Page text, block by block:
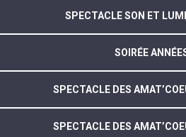
SPECTACLE SON ET
SOIRÉE
SPECTACLE DES
SPECTACLE DES